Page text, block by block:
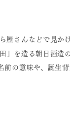
屋さんなどで見か
」を造る朝日酒造
前の意味や、誕生背